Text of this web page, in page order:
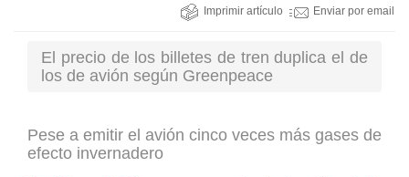
Imprimir artículo Enviar por email
El precio de los billetes de tren duplica el de
los de avión según Greenpeace
Pese a emitir el avión cinco veces más gases de
efecto invernadero